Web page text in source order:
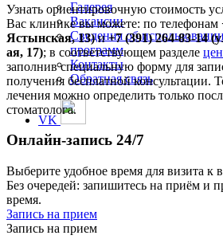
Галерея
Вакансии
Сведения об
программ
Контакты
Обратная связь
VK
Узнать ориентировочную стоимость
Вас клинике вы можете: по телефонам
Ястынская, 13)и+7 (391) 264-83-14
ая, 17); в соответствующем разделе
заполнив специальную форму для
получения бесплатной консультации.
лечения можно определить только
стоматолога.
Онлайн‑запись 24/7
Выберите удобное время для визита к
Без очередей: запишитесь на приём и
время.
Запись на прием
Запись на прием